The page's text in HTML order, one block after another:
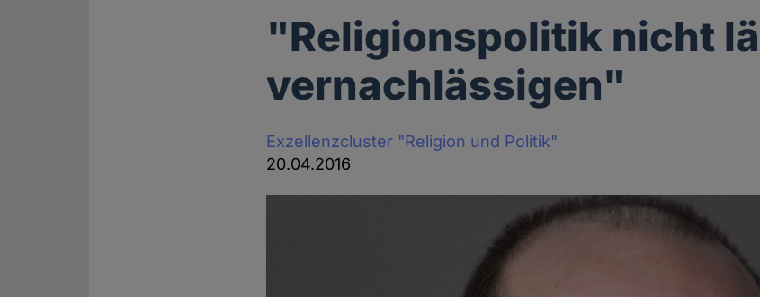
"Religionspolitik nicht
vernachlässigen"
Exzellenzcluster "Religion und Politik"
20.04.2016